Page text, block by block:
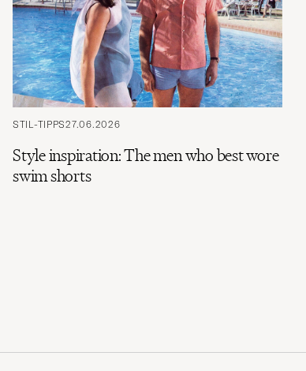
STIL-TIPPS27.06.2026
Style inspiration: The men who best wore
swim shorts